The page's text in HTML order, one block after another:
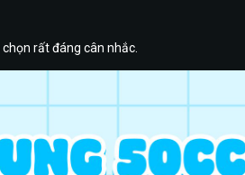
rất đáng cân nhắc.